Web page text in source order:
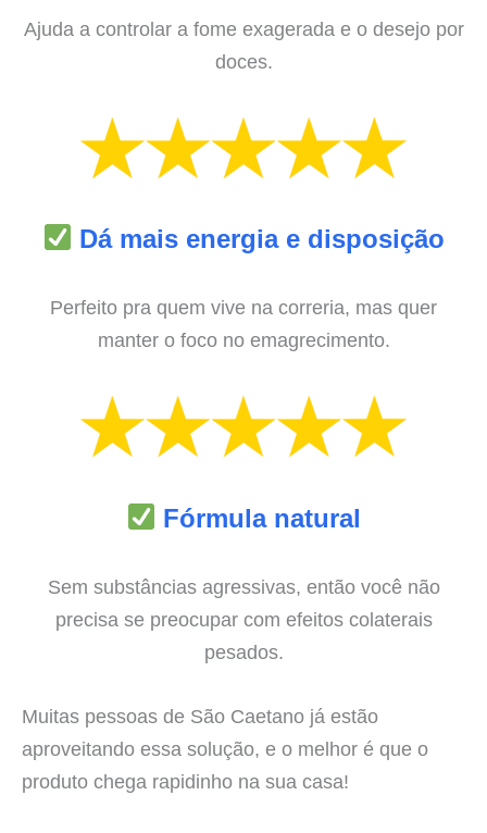
Ajuda a controlar a fome exagerada e o desejo por
doces.
Dá mais energia e disposição
Perfeito pra quem vive na correria, mas quer
manter o foco no emagrecimento.
Fórmula natural
Sem substâncias agressivas, então você não
precisa se preocupar com efeitos colaterais
pesados.
Muitas pessoas de São Caetano já estão
aproveitando essa solução, e o melhor é que o
produto chega rapidinho na sua casa!